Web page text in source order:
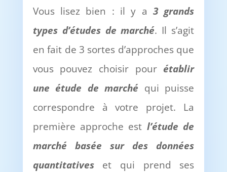
Vous lisez bien : il y a 3 grands
types d’études de marché. Il s’agit
en fait de 3 sortes d’approches que
vous pouvez choisir pour établir
une étude de marché qui puisse
correspondre à votre projet. La
première approche est l’étude de
marché basée sur des données
quantitativeset qui prend ses